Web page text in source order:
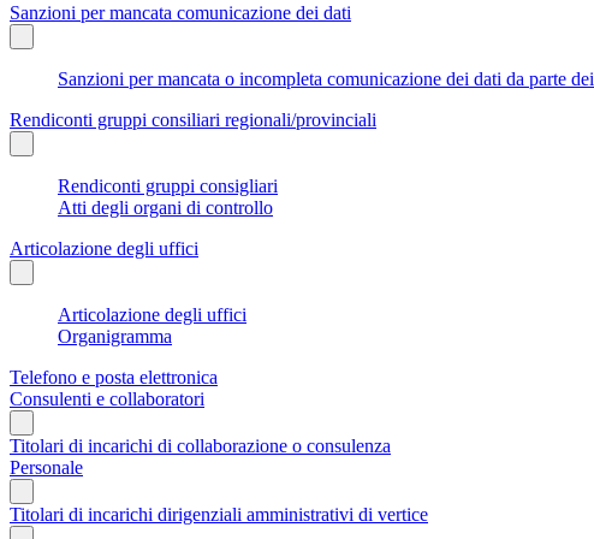
Sanzioni per mancata comunicazione dei dati
Sanzioni per mancata o incompleta comunicazione dei dati da parte
Rendiconti gruppi consiliari regionali/provinciali
Rendiconti gruppi consigliari
Atti degli organi di controllo
Articolazione degli uffici
Articolazione degli uffici
Organigramma
Telefono e posta elettronica
Consulenti e collaboratori
Titolari di incarichi di collaborazione o consulenza
Personale
Titolari di incarichi dirigenziali amministrativi di vertice